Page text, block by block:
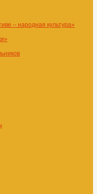
– народная культура»